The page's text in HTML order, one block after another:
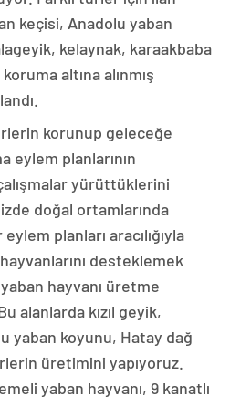
keçisi, Anadolu yaban
kelaynak, karaakbaba
altına alınmış
korunup geleceğe
eylem planlarının
yürüttüklerini
doğal ortamlarında
planları aracılığıyla
desteklemek
hayvanı üretme
alanlarda kızıl geyik,
yaban koyunu, Hatay dağ
üretimini yapıyoruz.
yaban hayvanı, 9 kanatlı